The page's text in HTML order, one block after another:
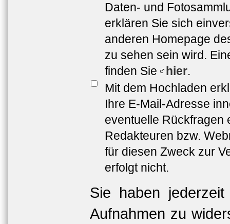
Daten- und
erklären Sie sich
anderen Homepage
zu sehen sein wird.
finden Sie
hier.
Mit dem Hochladen
Ihre E-Mail-Adresse
eventuelle Rückfragen
Redakteuren bzw.
für diesen Zweck zur
erfolgt nicht.
Sie haben
Aufnahmen zu